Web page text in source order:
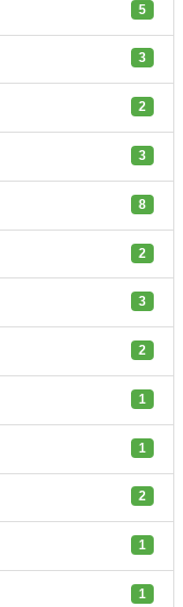
5
3
2
3
8
2
3
2
1
1
2
1
1